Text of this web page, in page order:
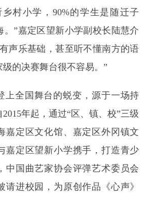
村小学，90%的学生是随迁子
。”嘉定区望新小学副校长陆慧介
声乐基础，甚至听不懂南方的语
的决赛舞台很不容易。”
上全国舞台的蜕变，源于一场持
年起，通过“区、镇、校”三级
嘉定区文化馆、嘉定区外冈镇文
嘉定区望新小学携手，打造青少
中国曲艺家协会评弹艺术委员会
请进校园，为原创作品《心声》